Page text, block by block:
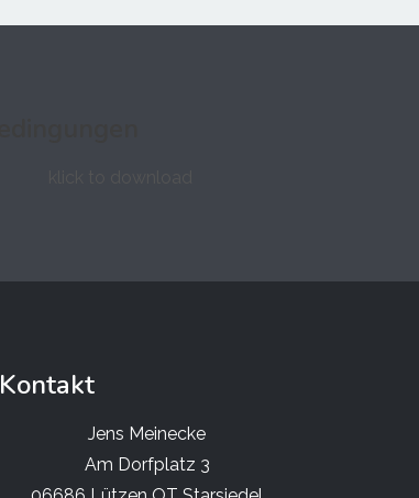
Kontakt
Jens Meinecke
Am Dorfplatz 3